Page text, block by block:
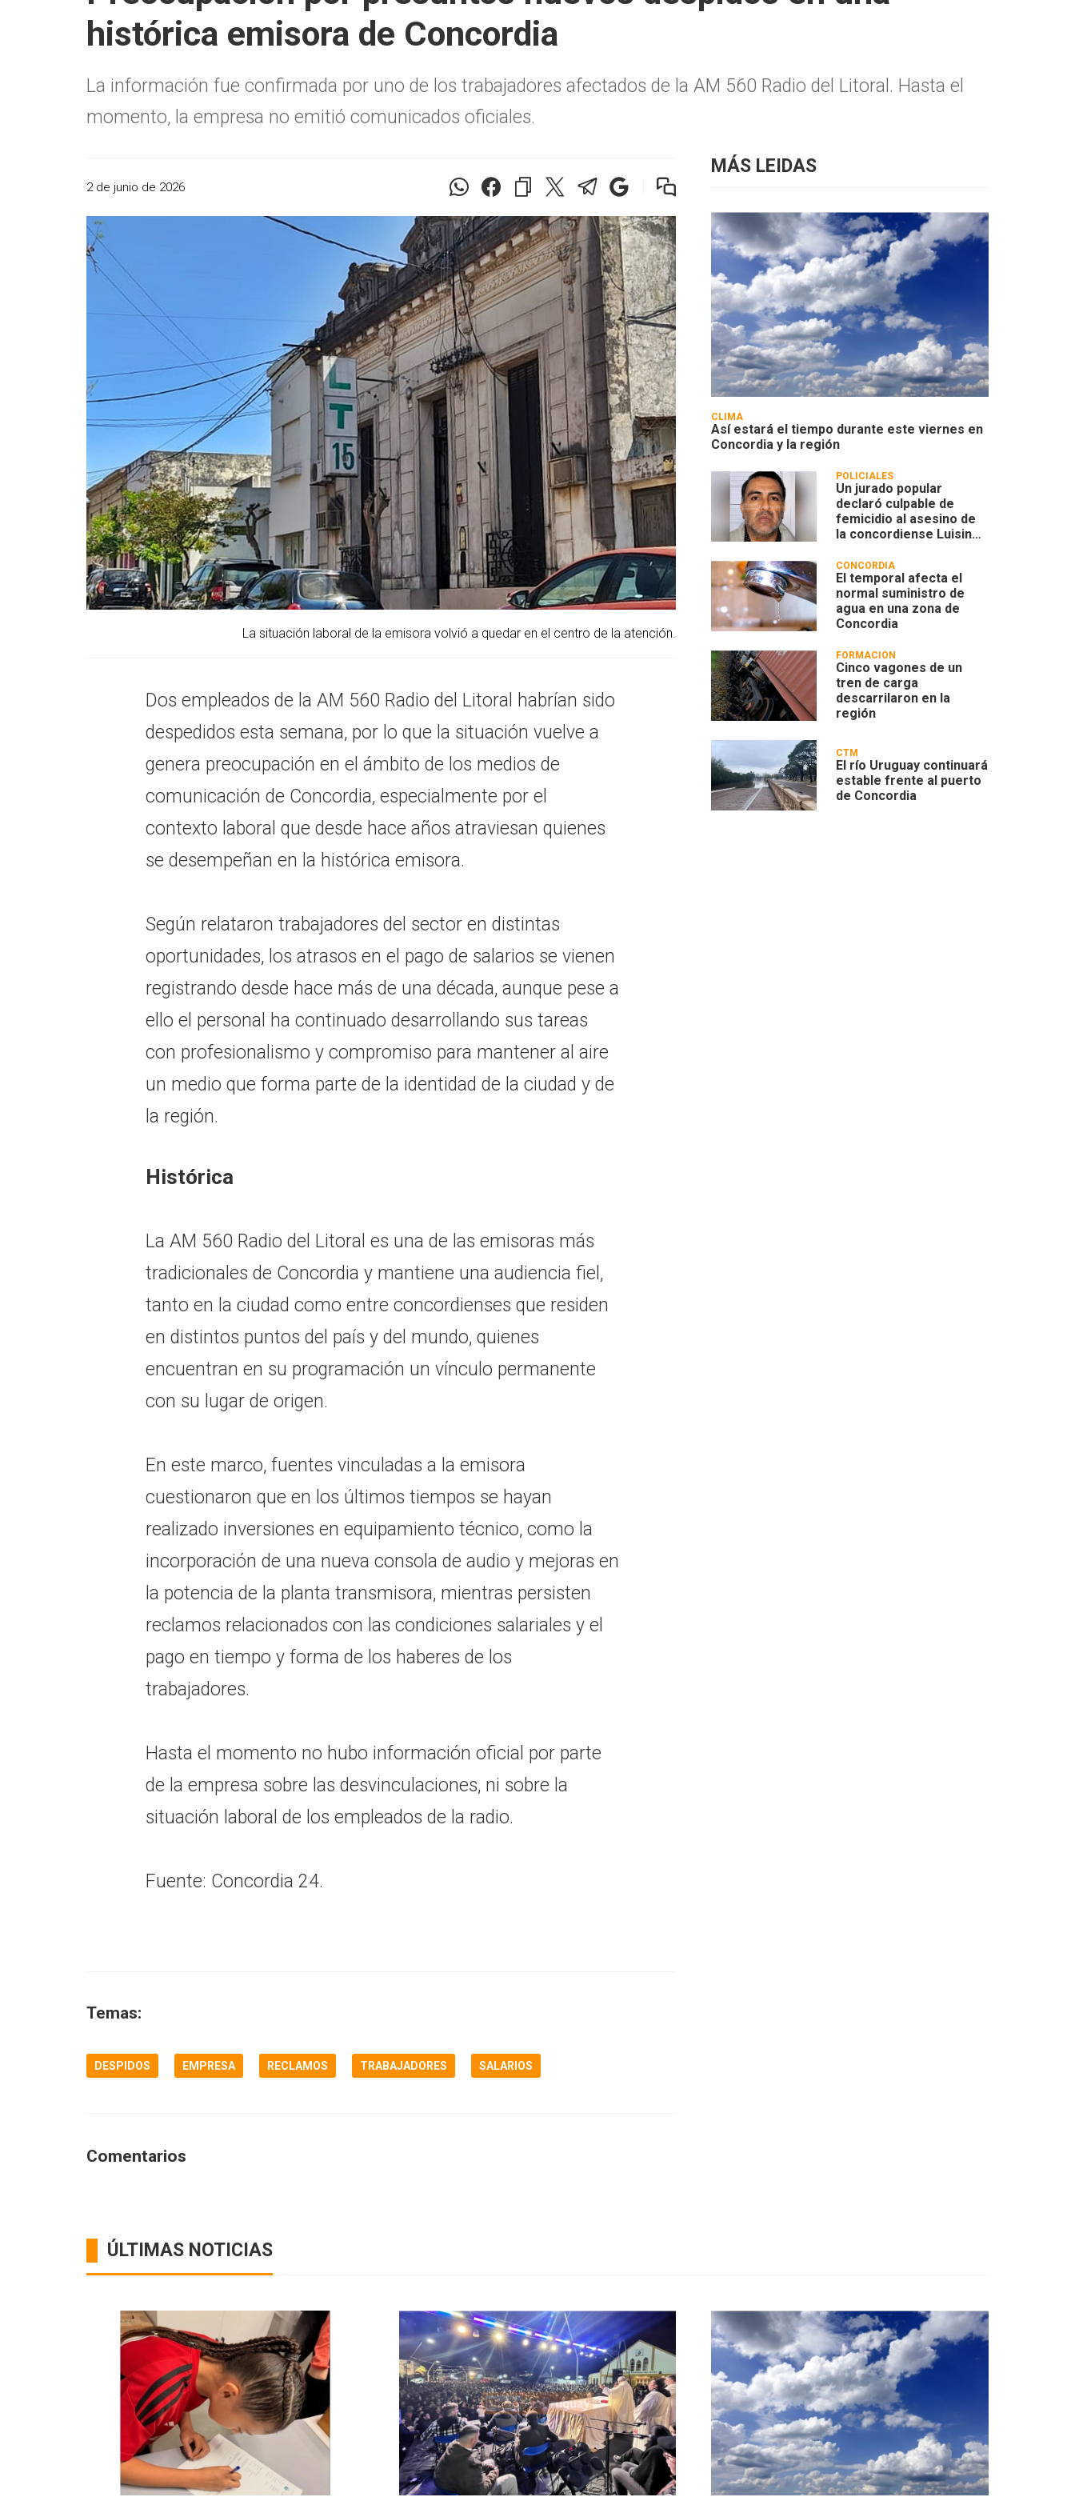
histórica emisora de Concordia
La información fue confirmada por uno de los trabajadores afectados de la AM 560 Radio del Litoral. Hasta el
momento, la empresa no emitió comunicados oficiales.
2 de junio de 2026
La situación laboral de la emisora volvió a quedar en el centro de la atención.
Dos empleados de la AM 560 Radio del Litoral habrían sido
despedidos esta semana, por lo que la situación vuelve a
genera preocupación en el ámbito de los medios de
comunicación de Concordia, especialmente por el
contexto laboral que desde hace años atraviesan quienes
se desempeñan en la histórica emisora.
Según relataron trabajadores del sector en distintas
oportunidades, los atrasos en el pago de salarios se vienen
registrando desde hace más de una década, aunque pese a
ello el personal ha continuado desarrollando sus tareas
con profesionalismo y compromiso para mantener al aire
un medio que forma parte de la identidad de la ciudad y de
la región.
Histórica
La AM 560 Radio del Litoral es una de las emisoras más
tradicionales de Concordia y mantiene una audiencia fiel,
tanto en la ciudad como entre concordienses que residen
en distintos puntos del país y del mundo, quienes
encuentran en su programación un vínculo permanente
con su lugar de origen.
En este marco, fuentes vinculadas a la emisora
cuestionaron que en los últimos tiempos se hayan
realizado inversiones en equipamiento técnico, como la
incorporación de una nueva consola de audio y mejoras en
la potencia de la planta transmisora, mientras persisten
reclamos relacionados con las condiciones salariales y el
pago en tiempo y forma de los haberes de los
trabajadores.
Hasta el momento no hubo información oficial por parte
de la empresa sobre las desvinculaciones, ni sobre la
situación laboral de los empleados de la radio.
Fuente: Concordia 24.
Temas:
DESPIDOS EMPRESA RECLAMOS TRABAJADORES SALARIOS
MÁS LEIDAS
CLIMA
Así estará el tiempo durante este viernes en
Concordia y la región
POLICIALES
Un jurado popular
declaró culpable de
femicidio al asesino de
la concordiense Luisina
CONCORDIA
El temporal afecta el
normal suministro de
agua en una zona de
Concordia
FORMACIÓN
Cinco vagones de un
tren de carga
descarrilaron en la
región
CTM
El río Uruguay continuará
estable frente al puerto
de Concordia
Comentarios
ÚLTIMAS NOTICIAS